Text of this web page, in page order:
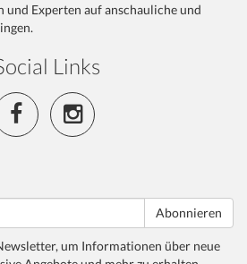
und Experten auf anschauliche und
Links
Abonnieren
um Informationen über neue